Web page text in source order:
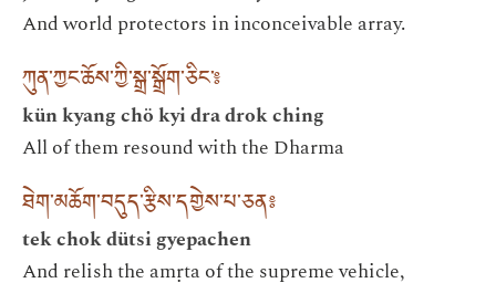
And world protectors in inconceivable array.
ཀུན་ཀྱང་ཆོས་ཀྱི་སྒྲ་སྒྲོག་ཅིང་༔
kün kyang chö kyi dra drok ching
All of them resound with the Dharma
ཐེག་མཆོག་བདུད་རྩིས་དགྱེས་པ་ཅན༔
tek chok dütsi gyepachen
And relish the amṛta of the supreme vehicle,